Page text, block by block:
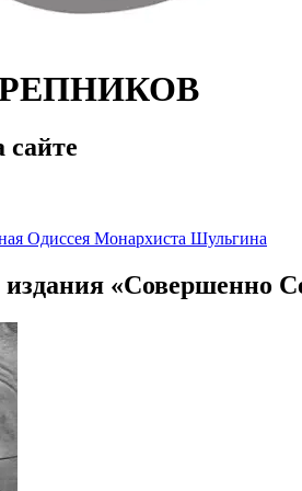
РЕПНИКОВ
Одиссея Монархиста Шульгина
«Совершенно